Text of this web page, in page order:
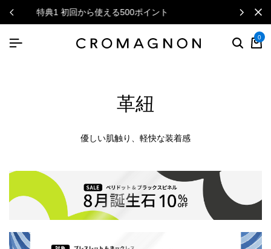
ニュースレターで毎月500円クーポン
0
革紐
優しい肌触り、軽快な装着感